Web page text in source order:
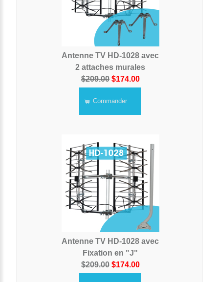
Antenne TV HD-1028 avec
2 attaches murales
$209.00 $174.00
Commander
Antenne TV HD-1028 avec
Fixation en "J"
$209.00 $174.00